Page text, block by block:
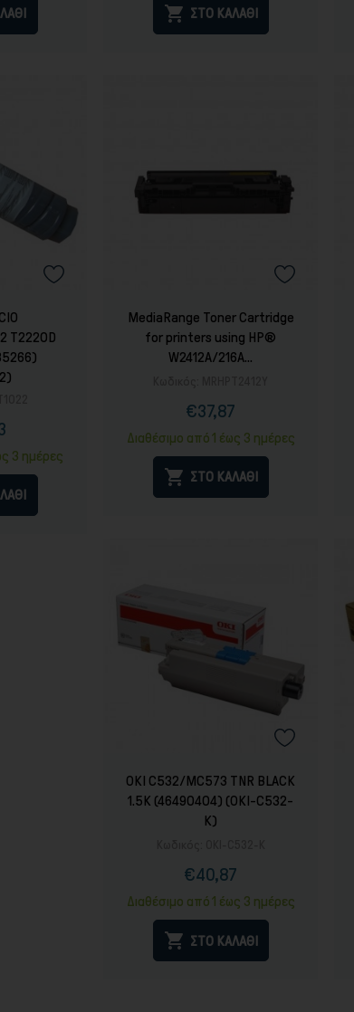
 ΣΤΟ ΚΑΛΑΘΙ
T2220D
3 ημέρες
MediaRange Toner Cartridge
for printers using HP®
W2412A/216A...
Τιμή
€37,87
Κανονική
τιμή
Διαθέσιμο από 1 έως 3 ημέρες
 ΣΤΟ ΚΑΛΑΘΙ
OKI C532/MC573 TNR BLACK
1.5K (46490404) (OKI-C532-
K)
Τιμή
€40,87
Κανονική
τιμή
Διαθέσιμο από 1 έως 3 ημέρες
 ΣΤΟ ΚΑΛΑΘΙ